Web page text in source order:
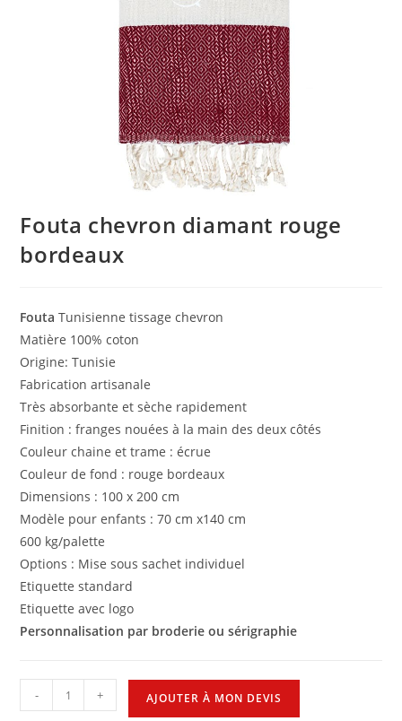
Fouta chevron diamant rouge
bordeaux
Fouta Tunisienne tissage chevron
Matière 100% coton
Origine: Tunisie
Fabrication artisanale
Très absorbante et sèche rapidement
Finition : franges nouées à la main des deux côtés
Couleur chaine et trame : écrue
Couleur de fond : rouge bordeaux
Dimensions : 100 x 200 cm
Modèle pour enfants : 70 cm x140 cm
600 kg/palette
Options : Mise sous sachet individuel
Etiquette standard
Etiquette avec logo
Personnalisation par broderie ou sérigraphie
- + AJOUTER À MON DEVIS